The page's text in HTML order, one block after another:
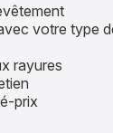
votre type
rayures
prix